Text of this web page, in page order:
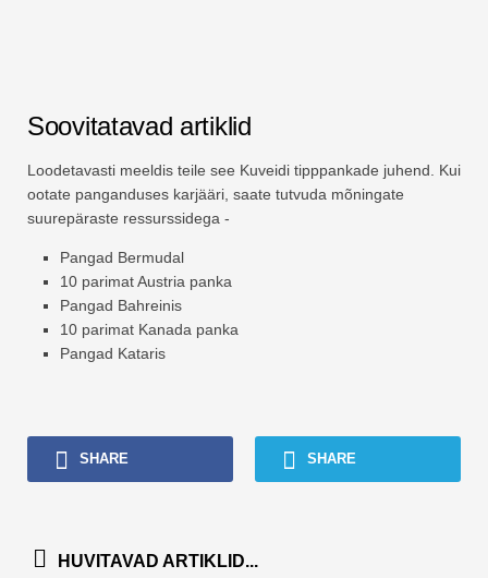
Soovitatavad artiklid
Loodetavasti meeldis teile see Kuveidi tipppankade juhend. Kui
ootate panganduses karjääri, saate tutvuda mõningate
suurepäraste ressurssidega -
Pangad Bermudal
10 parimat Austria panka
Pangad Bahreinis
10 parimat Kanada panka
Pangad Kataris
SHARE SHARE
HUVITAVAD ARTIKLID...